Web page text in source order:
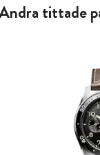
tittade